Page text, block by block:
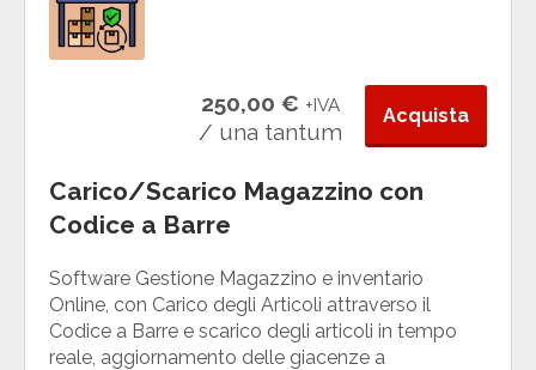
250,00 € +IVA
/ una tantum
Acquista
Carico/Scarico Magazzino con
Codice a Barre
Software Gestione Magazzino e inventario
Online, con Carico degli Articoli attraverso il
Codice a Barre e scarico degli articoli in tempo
reale, aggiornamento delle giacenze a